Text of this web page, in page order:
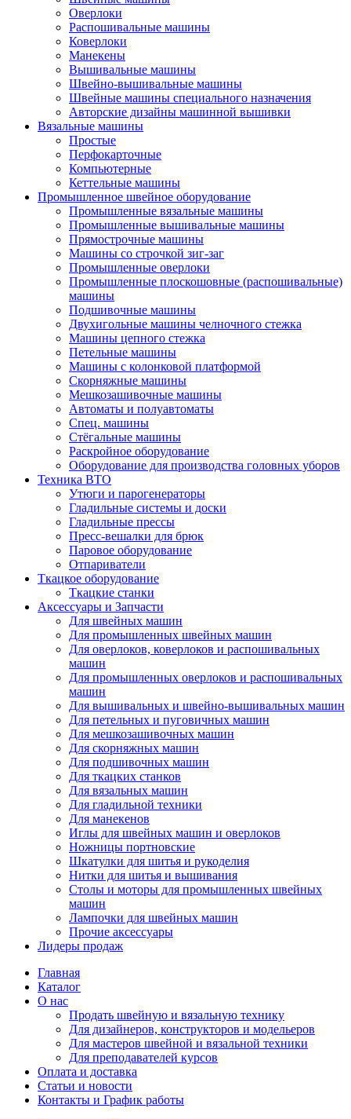
Оверлоки
Распошивальные машины
Коверлоки
Манекены
Вышивальные машины
Швейно-вышивальные машины
Швейные машины специального назначения
Авторские дизайны машинной вышивки
Вязальные машины
Простые
Перфокарточные
Компьютерные
Кеттельные машины
Промышленное швейное оборудование
Промышленные вязальные машины
Промышленные вышивальные машины
Прямострочные машины
Машины со строчкой зиг-заг
Промышленные оверлоки
Промышленные плоскошовные (распошивальные)
машины
Подшивочные машины
Двухигольные машины челночного стежка
Машины цепного стежка
Петельные машины
Машины с колонковой платформой
Cкорняжные машины
Мешкозашивочные машины
Автоматы и полуавтоматы
Спец. машины
Стёгальные машины
Раскройное оборудование
Оборудование для производства головных уборов
Техника ВТО
Утюги и парогенераторы
Гладильные системы и доски
Гладильные прессы
Пресс-вешалки для брюк
Паровое оборудование
Отпариватели
Ткацкое оборудование
Ткацкие станки
Аксессуары и Запчасти
Для швейных машин
Для промышленных швейных машин
Для оверлоков, коверлоков и распошивальных
машин
Для промышленных оверлоков и распошивальных
машин
Для вышивальных и швейно-вышивальных машин
Для петельных и пуговичных машин
Для мешкозашивочных машин
Для скорняжных машин
Для подшивочных машин
Для ткацких станков
Для вязальных машин
Для гладильной техники
Для манекенов
Иглы для швейных машин и оверлоков
Ножницы портновские
Шкатулки для шитья и рукоделия
Нитки для шитья и вышивания
Столы и моторы для промышленных швейных
машин
Лампочки для швейных машин
Прочие аксессуары
Лидеры продаж
Главная
Каталог
О нас
Продать швейную и вязальную технику
Для дизайнеров, конструкторов и модельеров
Для мастеров швейной и вязальной техники
Для преподавателей курсов
Оплата и доставка
Статьи и новости
Контакты и График работы